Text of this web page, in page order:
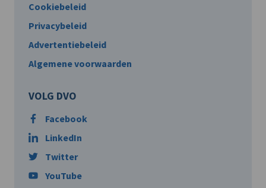
Cookiebeleid
Privacybeleid
Advertentiebeleid
Algemene voorwaarden
VOLG DVO
Facebook
LinkedIn
Twitter
YouTube